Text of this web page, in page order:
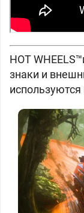
HOT
знаки и